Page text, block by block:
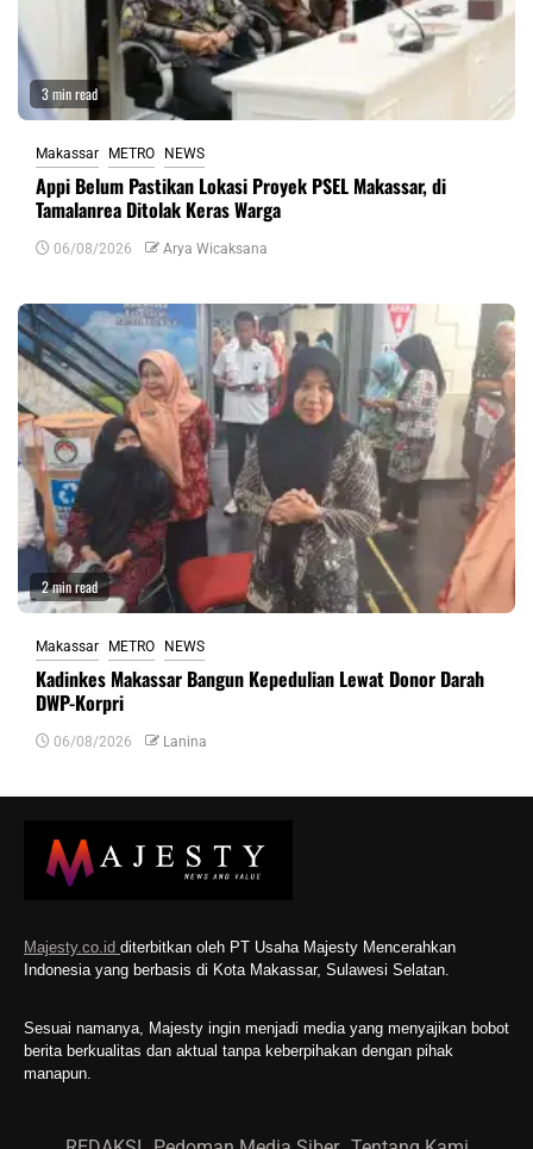
3 min read
Makassar METRO NEWS
Appi Belum Pastikan Lokasi Proyek PSEL Makassar, di
Tamalanrea Ditolak Keras Warga
06/08/2026 Arya Wicaksana
2 min read
Makassar METRO NEWS
Kadinkes Makassar Bangun Kepedulian Lewat Donor Darah
DWP-Korpri
06/08/2026 Lanina
Majesty.co.id diterbitkan oleh PT Usaha Majesty Mencerahkan
Indonesia yang berbasis di Kota Makassar, Sulawesi Selatan.
Sesuai namanya, Majesty ingin menjadi media yang menyajikan bobot
berita berkualitas dan aktual tanpa keberpihakan dengan pihak
manapun.